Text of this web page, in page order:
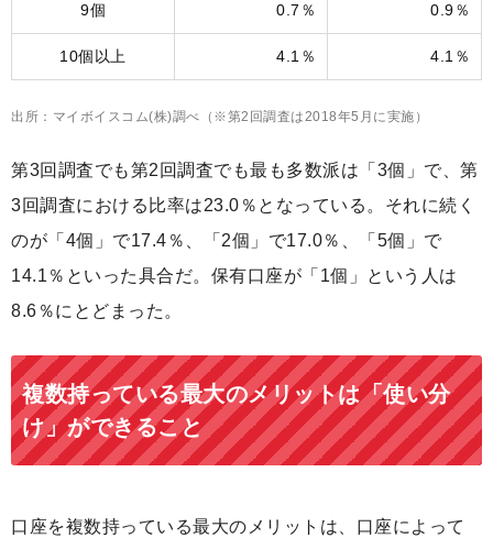
9個 0.7％ 0.9％
10個以上 4.1％ 4.1％
出所：マイボイスコム(株)調べ（※第2回調査は2018年5月に実施）
第3回調査でも第2回調査でも最も多数派は「3個」で、第
3回調査における比率は23.0％となっている。それに続く
のが「4個」で17.4％、「2個」で17.0％、「5個」で
14.1％といった具合だ。保有口座が「1個」という人は
8.6％にとどまった。
複数持っている最大のメリットは「使い分
け」ができること
口座を複数持っている最大のメリットは、口座によって